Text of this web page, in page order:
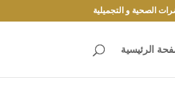
الصحية و التجميلية
الرئيسية